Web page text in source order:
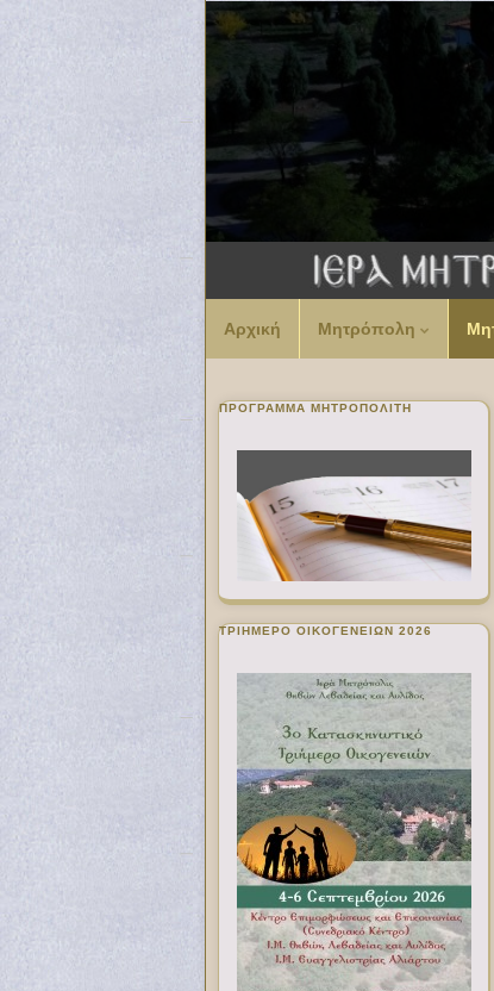
Αρχική Μητρόπολη
ΠΡΌΓΡΑΜΜΑ ΜΗΤΡΟΠΟΛΊΤΗ
ΤΡΙΗΜΕΡΟ ΟΙΚΟΓΕΝΕΙΩΝ 2026